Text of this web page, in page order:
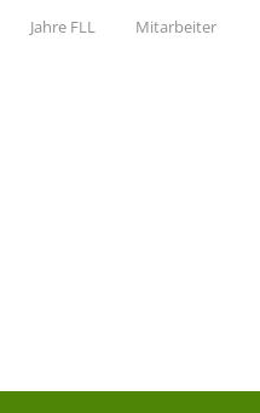
Jahre FLL Mitarbeiter